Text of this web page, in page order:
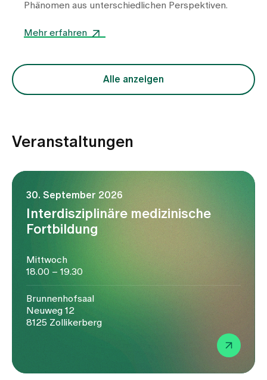
Phänomen aus unterschiedlichen Perspektiven.
Mehr erfahren
Alle anzeigen
Veranstaltungen
30. September 2026
Interdisziplinäre medizinische
Fortbildung
Mittwoch
18.00 – 19.30
Brunnenhofsaal
Neuweg 12
8125 Zollikerberg